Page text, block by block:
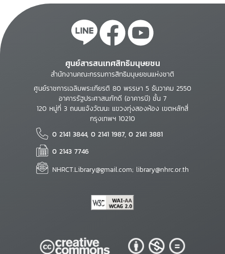
ศูนย์สารสนเทศสิทธิมนุษยชน
สำนักงานคณะกรรมการสิทธิมนุษยชนแห่งชาติ
ศูนย์ราชการเฉลิมพระเกียรติ 80 พรรษา 5 ธันวาคม 2550
อาคารรัฐประศาสนภักดี (อาคารบี) ชั้น 7
120 หมู่ที่ 3 ถนนแจ้งวัฒนะ แขวงทุ่งสองห้อง เขตหลักสี่
กรุงเทพฯ 10210
0 2141 3844, 0 2141 1987, 0 2141 3881
0 2143 7746
NHRCT.Library@gmail.com; library@nhrc.or.th